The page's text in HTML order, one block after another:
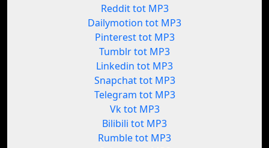
Reddit tot MP3
Dailymotion tot MP3
Pinterest tot MP3
Tumblr tot MP3
Linkedin tot MP3
Snapchat tot MP3
Telegram tot MP3
Vk tot MP3
Bilibili tot MP3
Rumble tot MP3